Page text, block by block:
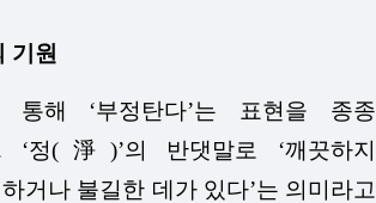
기원
통해 ‘부정탄다’는 표현을 종종
‘정(淨)’의 반댓말로 ‘깨끗하지
하거나 불길한 데가 있다’는 의미라고